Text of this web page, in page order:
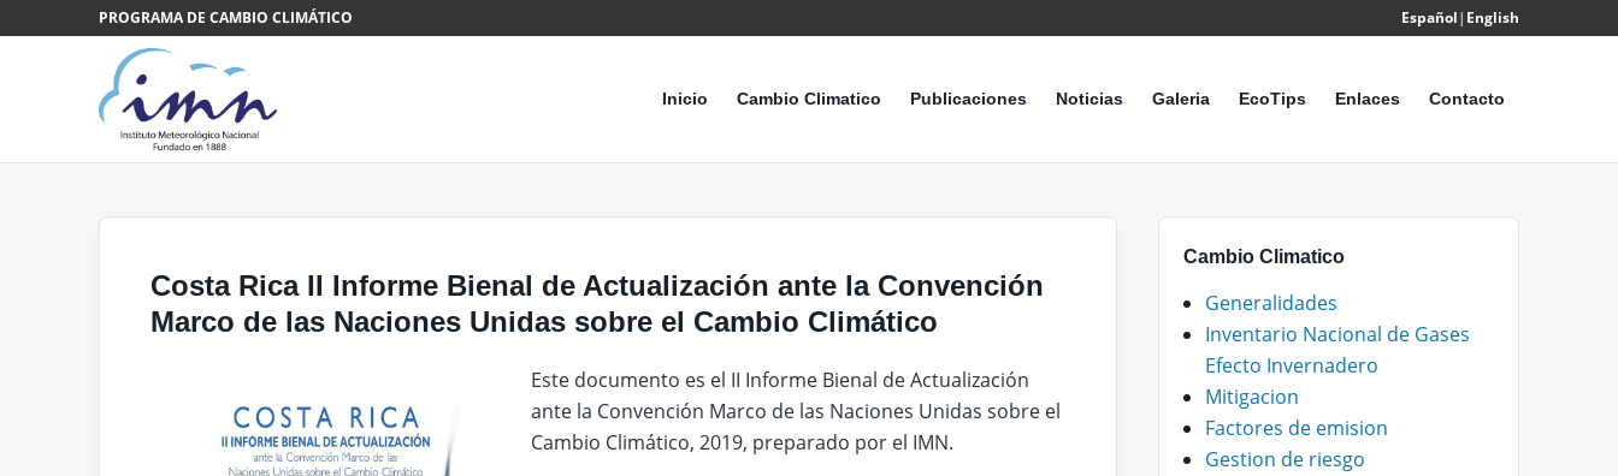
Saltar al contenidoPROGRAMA DE CAMBIO CLIMÁTICO Español| English
Inicio Cambio Climatico Publicaciones Noticias Galeria EcoTips Enlaces Contacto
Costa Rica II Informe Bienal de Actualización ante la Convención
Marco de las Naciones Unidas sobre el Cambio Climático
Este documento es el II Informe Bienal de Actualización
ante la Convención Marco de las Naciones Unidas sobre el
Cambio Climático, 2019, preparado por el IMN.
Cambio Climatico
Generalidades
Inventario Nacional de Gases
Efecto Invernadero
Mitigacion
Factores de emision
Gestion de riesgo